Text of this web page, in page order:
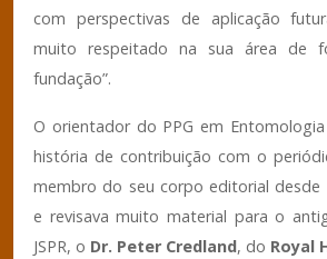
com perspectivas de aplicação
muito respeitado na sua área de
fundação”.
O orientador do PPG em
história de contribuição com o
membro do seu corpo editorial desde
e revisava muito material para o
JSPR, o Dr. Peter Credland, do Royal